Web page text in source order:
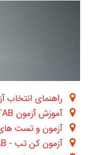
راهنمای
آموزش آزمون CANTAB
آزمون و تست
آزمون کن تب - CANTAB چیست